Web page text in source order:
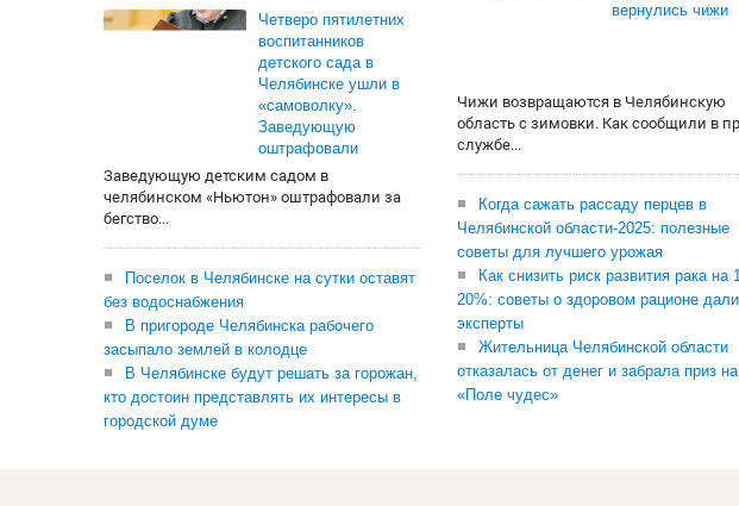
Четверо пятилетних
воспитанников
детского сада в
Челябинске ушли в
«самоволку».
Заведующую
оштрафовали
Заведующую детским садом в
челябинском «Ньютон» оштрафовали за
бегство...
Поселок в Челябинске на сутки оставят
без водоснабжения
В пригороде Челябинска рабочего
засыпало землей в колодце
В Челябинске будут решать за горожан,
кто достоин представлять их интересы в
городской думе
вернулись чижи
Чижи возвращаются в Челябинскую
область с зимовки. Как сообщили в
службе...
Когда сажать рассаду перцев в
Челябинской области-2025: полезные
советы для лучшего урожая
Как снизить риск развития рака на
20%: советы о здоровом рационе дали
эксперты
Жительница Челябинской области
отказалась от денег и забрала приз
«Поле чудес»